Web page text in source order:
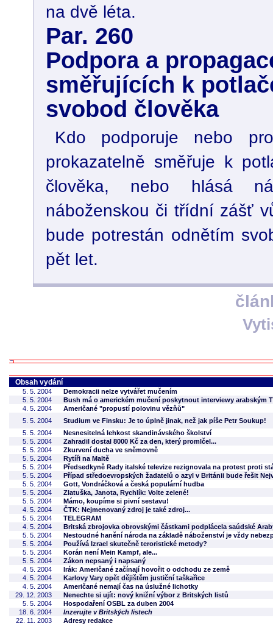
na dvě léta.
Par. 260
Podpora a
směřujících k
svobod člověka
Kdo podporuje nebo
prokazatelně směřuje k
člověka, nebo hlásá
náboženskou či třídní zášť
bude potrestán odnětím
pět let.
Obsah vydání
5. 5. 2004
Demokracii nelze vytvářet mučením
5. 5. 2004
Bush má o americkém mučení poskytnout interviewy arabským
4. 5. 2004
Američané "propustí polovinu vězňů"
5. 5. 2004
Studium ve Finsku: Je to úplně jinak, než jak píše Petr Soukup!
5. 5. 2004
Nesnesitelná lehkost skandinávského školství
5. 5. 2004
Zahradil dostal 8000 Kč za den, který promlčel...
5. 5. 2004
Zkurvení ducha ve sněmovně
5. 5. 2004
Rytíři na Maltě
5. 5. 2004
Předsedkyně Rady italské televize rezignovala na protest proti
5. 5. 2004
Případ středoevropských žadatelů o azyl v Británii bude řešit
5. 5. 2004
Gott, Vondráčková a česká populární hudba
5. 5. 2004
Zlatuška, Janota, Rychlík: Volte zelené!
5. 5. 2004
Mámo, koupíme si pivní sestavu!
4. 5. 2004
ČTK: Nejmenovaný zdroj je také zdroj...
5. 5. 2004
TELEGRAM
4. 5. 2004
Britská zbrojovka obrovskými částkami podplácela saúdské
5. 5. 2004
Nestoudné hanění národa na základě náboženství je vždy
5. 5. 2004
Používá Izrael skutečně teroristické metody?
5. 5. 2004
Korán není Mein Kampf, ale...
5. 5. 2004
Zákon nepsaný i napsaný
4. 5. 2004
Irák: Američané začínají hovořit o odchodu ze země
4. 5. 2004
Karlovy Vary opět dějištěm justiční taškařice
4. 5. 2004
Američané nemají čas na úslužné lichotky
29. 12. 2003
Nenechte si ujít: nový knižní výbor z Britských listů
5. 5. 2004
Hospodaření OSBL za duben 2004
18. 6. 2004
Inzerujte v Britských listech
22. 11. 2003
Adresy redakce